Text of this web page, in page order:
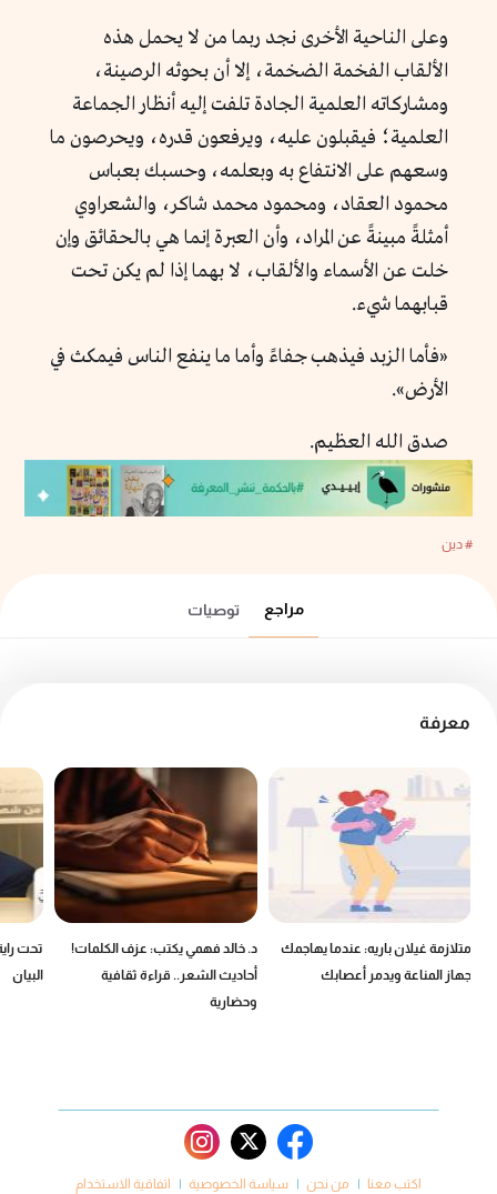
وعلى الناحية الأخرى نجد ربما من لا يحمل هذه
الألقاب الفخمة الضخمة، إلا أن بحوثه الرصينة،
ومشاركاته العلمية الجادة تلفت إليه أنظار الجماعة
العلمية؛ فيقبلون عليه، ويرفعون قدره، ويحرصون ما
وسعهم على الانتفاع به وبعلمه، وحسبك بعباس
محمود العقاد، ومحمود محمد شاكر، والشعراوي
أمثلةً مبينةً عن المراد، وأن العبرة إنما هي بالحقائق وإن
خلت عن الأسماء والألقاب، لا بهما إذا لم يكن تحت
قبابهما شيء.
«فأما الزبد فيذهب جفاءً وأما ما ينفع الناس فيمكث في
الأرض».
صدق الله العظيم.
# دين
مراجع توصيات
معرفة
متلازمة غيلان باريه: عندما يهاجمك
جهاز المناعة ويدمر أعصابك
د. خالد فهمي يكتب: عزف الكلمات!
أحاديث الشعر.. قراءة ثقافية
وحضارية
تحت
البيان
اكتب معنا من نحن سياسة الخصوصية اتفاقية الاستخدام